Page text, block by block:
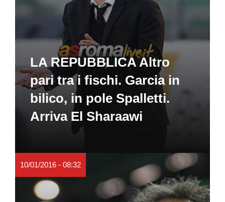
LA REPUBBLICA Altro
pari tra i fischi. Garcia in
bilico, in pole Spalletti.
Arriva El Sharaawi
10/01/2016 - 08:32